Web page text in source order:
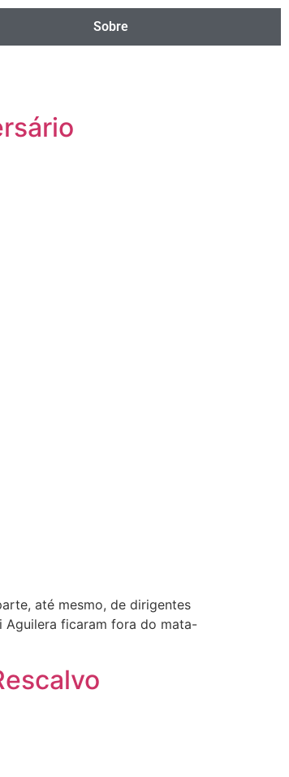
Sobre
até mesmo, de dirigentes
Aguilera ficaram fora do mata-